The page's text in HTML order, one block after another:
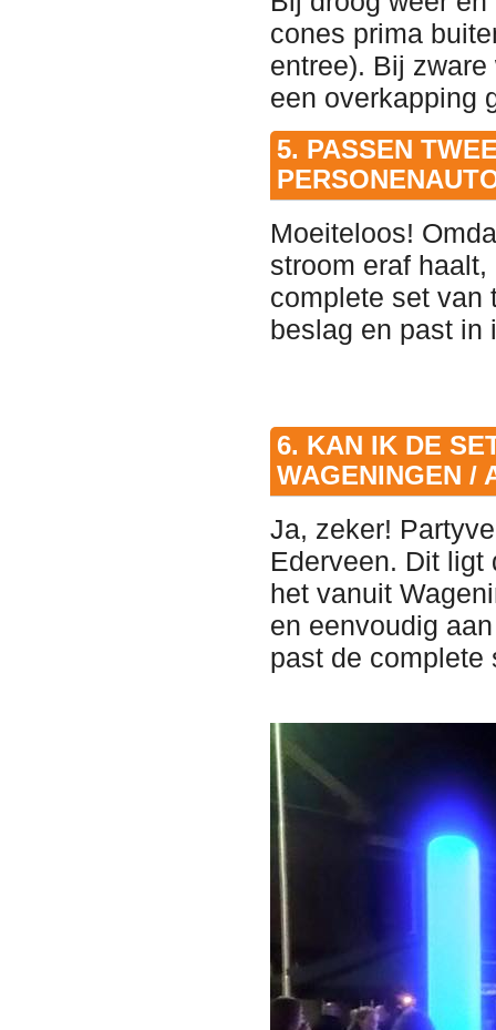
cones prima
entree). Bij
een overkapping
5. PASSEN
Moeiteloos!
stroom eraf
complete set van
beslag en past in
6. KAN IK DE
WAGENINGEN /
Ja, zeker!
Ederveen. Dit ligt
het vanuit
en eenvoudig
past de complete